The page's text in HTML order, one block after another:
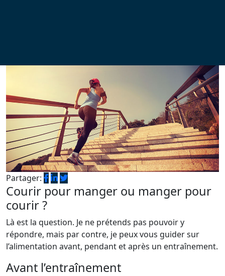
Partager:
Courir pour manger ou manger pour
courir ?
Là est la question. Je ne prétends pas pouvoir y
répondre, mais par contre, je peux vous guider sur
l’alimentation avant, pendant et après un entraînement.
Avant l’entraînement